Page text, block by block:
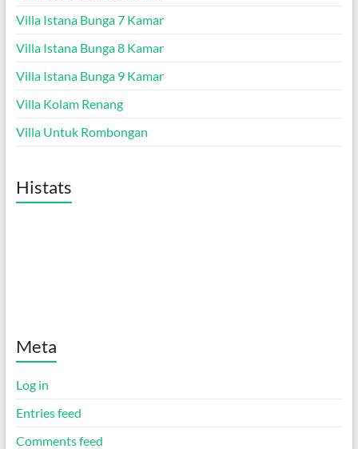
Villa Istana Bunga 7 Kamar
Villa Istana Bunga 8 Kamar
Villa Istana Bunga 9 Kamar
Villa Kolam Renang
Villa Untuk Rombongan
Histats
Meta
Log in
Entries feed
Comments feed